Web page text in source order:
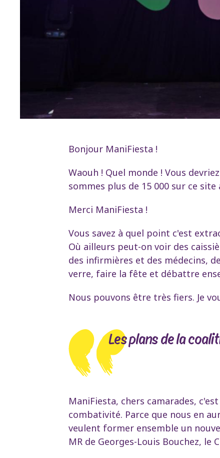
Bonjour ManiFiesta !
Waouh ! Quel monde ! Vous
sommes plus de 15 000 sur ce
Merci ManiFiesta !
Vous savez à quel point c'est
Où ailleurs peut-on voir des
des infirmières et des médecins,
verre, faire la fête et débattre
Nous pouvons être très fiers. Je
Les plans de la
ManiFiesta, chers camarades,
combativité. Parce que nous en
veulent former ensemble un
MR de Georges-Louis Bouchez, le